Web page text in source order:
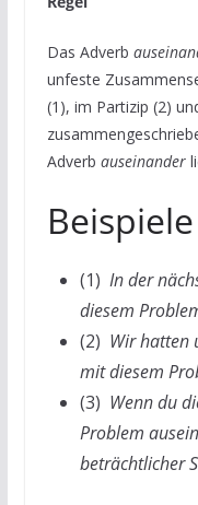
Das Adverb
unfeste
(1), im Partizip (2)
Adverb auseinander
Beispiele
(1) In der
diesem
(2) Wir hatten
mit diesem
(3) Wenn du
Problem
beträchtlicher